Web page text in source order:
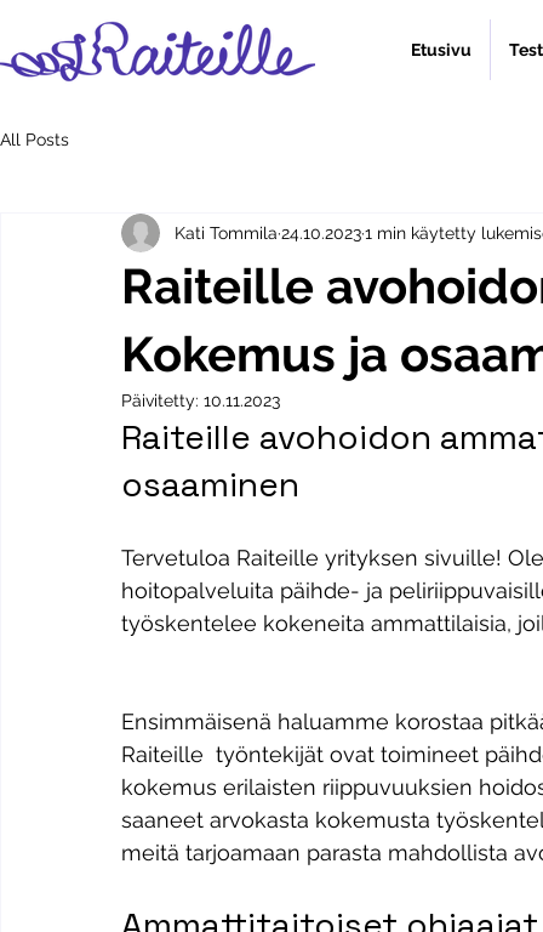
Etusivu
All Posts
Raiteille
Kokemus ja
Kati Tommila 24.10.20231 min käytetty
Päivitetty: 10.11.2023
Raiteille avohoidon
osaaminen
Tervetuloa Raiteille yrityksen sivuille!
hoitopalveluita päihde- ja
työskentelee kokeneita ammattilaisia,
Ensimmäisenä haluamme korostaa
Raiteille  työntekijät ovat toimineet
kokemus erilaisten riippuvuuksien
saaneet arvokasta kokemusta
meitä tarjoamaan parasta mahdollista